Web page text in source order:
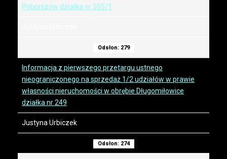
Poborszów działka nr 505/1
Odsłon: 279
Informacja z pierwszego przetargu ustnego
nieograniczonego na sprzedaż 1/2 udziałów w prawie
własności nieruchomości w obrębie Długomiłowice
działka nr 249
Justyna Urbiczek
Odsłon: 274